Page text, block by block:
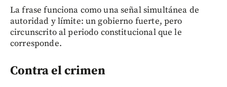
La frase funciona como una señal simultánea de
autoridad y límite: un gobierno fuerte, pero
circunscrito al periodo constitucional que le
corresponde.
Contra el crimen